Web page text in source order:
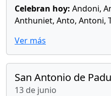
Celebran hoy: Andoni,
Anthuniet, Anto, Antoni,
Ver más
San Antonio de
13 de junio